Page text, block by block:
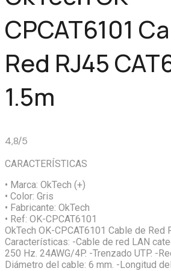
CPCAT6101
Red RJ45
1.5m
4,8/5
CARACTERÍSTICAS
• Marca: OkTech (+)
• Color: Gris
• Fabricante: OkTech
• Ref: OK-CPCAT6101
OkTech OK-CPCAT6101 Cable de Red
Características: -Cable de red LAN
250 Hz. 24AWG/4P. -Trenzado UTP. -
Diámetro del cable: 6 mm. -Longitud